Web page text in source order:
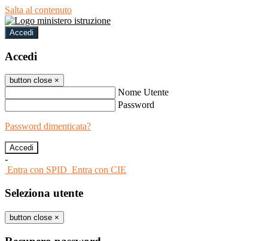
Salta al contenuto
Accedi
Accedi
button close ×
Nome Utente
Password
Password dimenticata?
-
Entra con SPID Entra con CIE
Seleziona utente
button close ×